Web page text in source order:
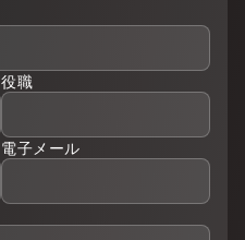
役職
電子メール